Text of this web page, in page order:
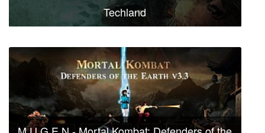
Techland